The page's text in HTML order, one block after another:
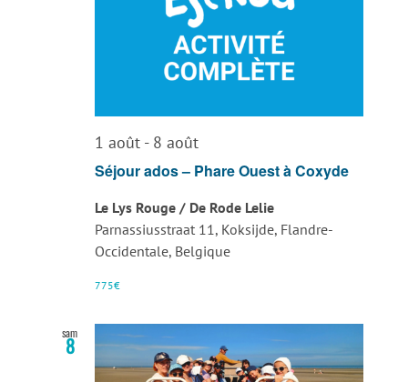
1 août- 8 août
Séjour ados – Phare Ouest à Coxyde
Le Lys Rouge / De Rode Lelie
Parnassiusstraat 11, Koksijde, Flandre-
Occidentale, Belgique
775€
sam
8